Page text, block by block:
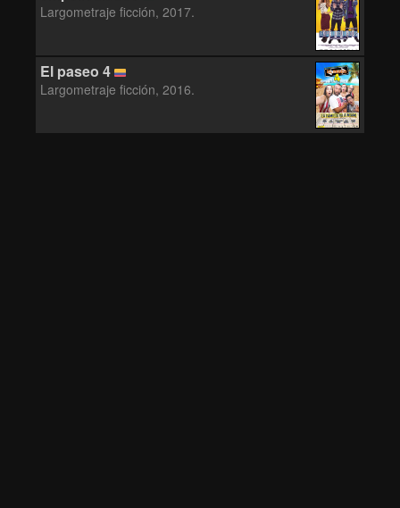
Largometraje ficción, 2017.
El paseo 4
Largometraje ficción, 2016.